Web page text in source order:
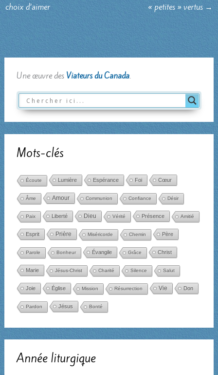
choix d’aimer
« petites » vertus →
Une œuvre des Viateurs du Canada.
Mots-clés
Écoute Lumière Espérance Foi Cœur
Âme Amour Communion Confiance Désir
Paix Liberté Dieu Vérité Présence Amitié
Esprit Prière Miséricorde Chemin Père
Parole Bonheur Évangile Grâce Christ
Marie Jésus-Christ Charité Silence Salut
Joie Église Mission Résurrection Vie Don
Pardon Jésus Bonté
Année liturgique